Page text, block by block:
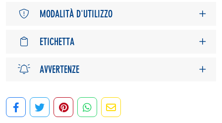
MODALITÀ D'UTILIZZO
ETICHETTA
AVVERTENZE